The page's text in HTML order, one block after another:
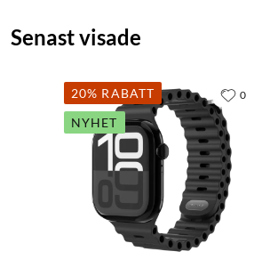
Senast visade
20% RABATT
NYHET
0